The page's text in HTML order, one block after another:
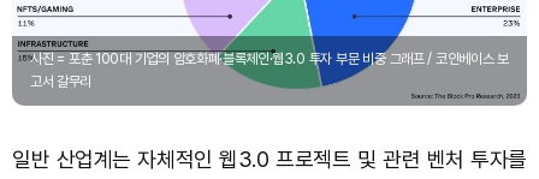
사진 = 포춘 100대 기업의 암호화폐·블록체인·웹3.0 투자 부문 비중 그래프 / 코인베이스 보
고서 갈무리
일반 산업계는 자체적인 웹3.0 프로젝트 및 관련 벤처 투자를